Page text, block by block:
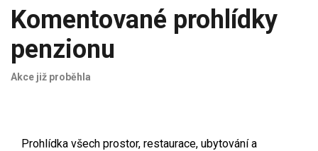
Komentované prohlídky
penzionu
Akce již proběhla
Prohlídka všech prostor, restaurace, ubytování a